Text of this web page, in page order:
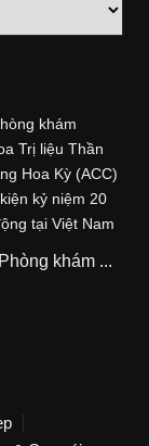
khám
Trị liệu Thần
Hoa Kỳ (ACC)
kỷ niệm 20
tại Việt Nam
khám ...